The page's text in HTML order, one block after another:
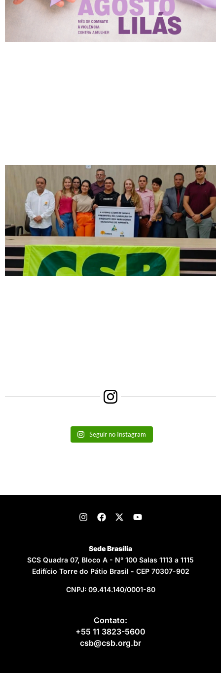
Seguir no Instagram
Sede Brasília
SCS Quadra 07, Bloco A - N° 100 Salas 1113 a 1115
Edifício Torre do Pátio Brasil - CEP 70307-902
CNPJ: 09.414.140/0001-80
Contato:
+55 11 3823-5600
csb@csb.org.br